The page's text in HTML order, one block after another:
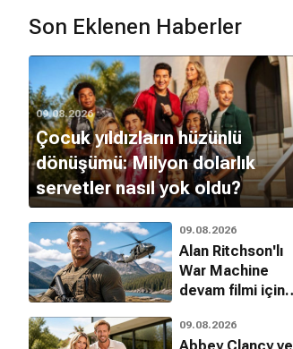
Son Eklenen Haberler
09.08.2026
Çocuk yıldızların hüzünlü
dönüşümü: Milyon dolarlık
servetler nasıl yok oldu?
09.08.2026
Alan Ritchson'lı
War Machine
devam filmi için
09.08.2026